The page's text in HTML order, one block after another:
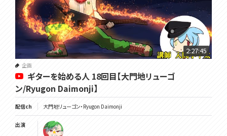
2:27:45
企画
ギターを始める人 18回目【大門地リューゴ
ン/Ryugon Daimonji】
配信ch 大門地リューゴン・Ryugon Daimonji
出演